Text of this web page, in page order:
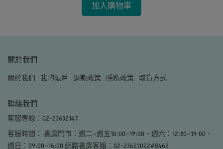
加入購物車
關於我們
關於我們 我的帳戶 退款政策 隱私政策 取貨方式
聯絡我們
客服專線：02-23632147
客服時間： 書房門市：週二~週五10:00~19:00、週六：12:30~19:00、
週日：09:00~16:00 網路書房客服：02-23623022#8462